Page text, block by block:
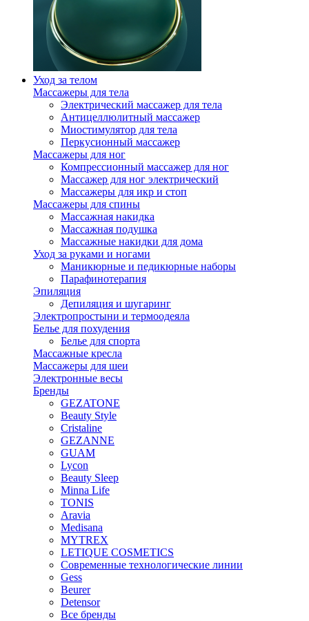
Уход за телом
Массажеры для тела
Электрический массажер для тела
Антицеллюлитный массажер
Миостимулятор для тела
Перкусионный массажер
Массажеры для ног
Компрессионный массажер для ног
Массажер для ног электрический
Массажеры для икр и стоп
Массажеры для спины
Массажная накидка
Массажная подушка
Массажные накидки для дома
Уход за руками и ногами
Маникюрные и педикюрные наборы
Парафинотерапия
Эпиляция
Депиляция и шугаринг
Электропростыни и термоодеяла
Белье для похудения
Белье для спорта
Массажные кресла
Массажеры для шеи
Электронные весы
Бренды
GEZATONE
Beauty Style
Cristaline
GEZANNE
GUAM
Lycon
Beauty Sleep
Minna Life
TONIS
Aravia
Medisana
MYTREX
LETIQUE COSMETICS
Современные технологические линии
Gess
Beurer
Detensor
Все бренды